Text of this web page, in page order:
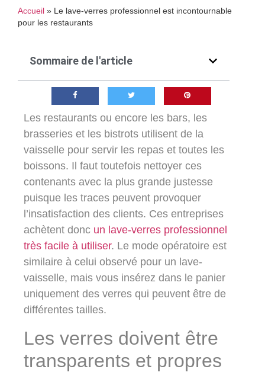
Accueil » Le lave-verres professionnel est incontournable
pour les restaurants
Sommaire de l'article
Les restaurants ou encore les bars, les
brasseries et les bistrots utilisent de la
vaisselle pour servir les repas et toutes les
boissons. Il faut toutefois nettoyer ces
contenants avec la plus grande justesse
puisque les traces peuvent provoquer
l’insatisfaction des clients. Ces entreprises
achètent donc un lave-verres professionnel
très facile à utiliser. Le mode opératoire est
similaire à celui observé pour un lave-
vaisselle, mais vous insérez dans le panier
uniquement des verres qui peuvent être de
différentes tailles.
Les verres doivent être
transparents et propres